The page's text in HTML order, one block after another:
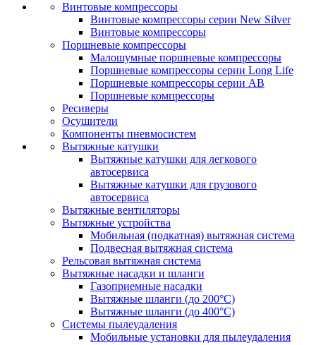
Винтовые компрессоры
Винтовые компрессоры серии New Silver
Винтовые компрессоры
Поршневые компрессоры
Малошумные поршневые компрессоры
Поршневые компрессоры серии Long Life
Поршневые компрессоры серии AB
Поршневые компрессоры
Ресиверы
Осушители
Компоненты пневмосистем
Вытяжные катушки
Вытяжные катушки для легкового
автосервиса
Вытяжные катушки для грузового
автосервиса
Вытяжные вентиляторы
Вытяжные устройства
Мобильная (подкатная) вытяжная система
Подвесная вытяжная система
Рельсовая вытяжная система
Вытяжные насадки и шланги
Газоприемные насадки
Вытяжные шланги (до 200°C)
Вытяжные шланги (до 400°C)
Системы пылеудаления
Мобильные установки для пылеудаления